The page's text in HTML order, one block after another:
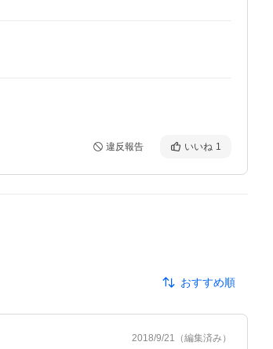
違反報告 いいね 1
おすすめ順
2018/9/21 （編集済み）